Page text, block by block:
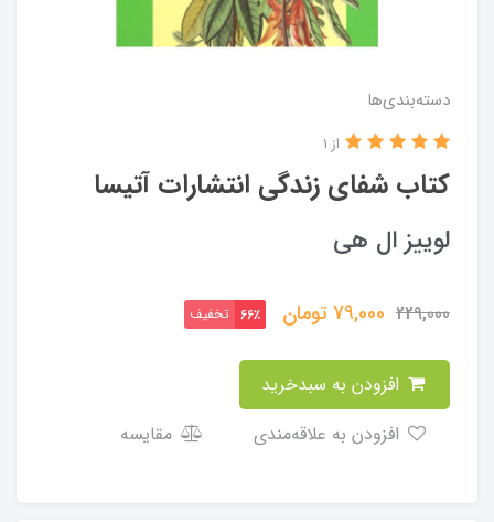
دسته‌بندی‌ها
کتاب شفای زندگی انتشارات آتیسا
از 1
لوییز ال هی
229,000
79,000تومان 66٪ تخفیف
مقایسه